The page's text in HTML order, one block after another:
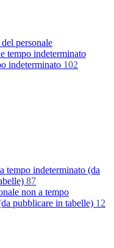
personale
tempo indeterminato
indeterminato 102
tempo indeterminato (da
87
non a tempo
pubblicare in tabelle) 12